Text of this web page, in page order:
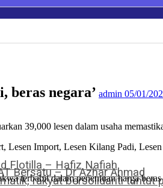
rakyat bersolidariti tuntut
Flotilla – Hafiz Nafiah
Bersatu – Dr Azhar Ahmad
beras negara’ admin 05/01/
39,000 lesen dalam usaha
Lesen Import, Lesen Kilang Padi,
terbabit dalam penentuan harga